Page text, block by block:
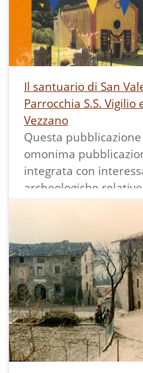
voto solenne a
cessata la guerra,
ringraziamento,
la benedetta tua
come scorta d'onore
rappresentanze di
Si vedono gli archi da
stemma comunale, e
San Valentino d'averci
sinistra si scorge
della chiesa di
destra si vede parte
alla Posta, sulle cui
delle lenzuola
tradizione.
---
Una copia della
presente con
presso:
Il santuario di San
Parrocchia S.S. Vigilio
Vezzano
Questa
omonima
integrata con
archeologiche
ritrovamenti del 2012
fatti in occasione
del santuario.